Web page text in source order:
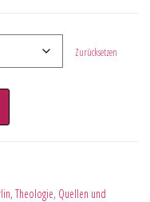
Zurücksetzen
, Theologie, Quellen und